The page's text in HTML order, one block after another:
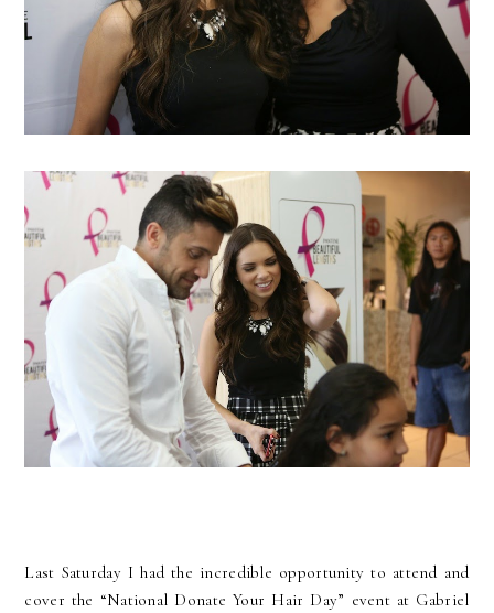
Last Saturday I had the incredible opportunity to attend and
cover the “National Donate Your Hair Day” event at Gabriel